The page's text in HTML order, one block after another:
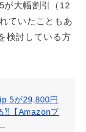
が大幅割引（12
ていたこともあ
検討している方
5が29,800円
⁈【Amazonプ